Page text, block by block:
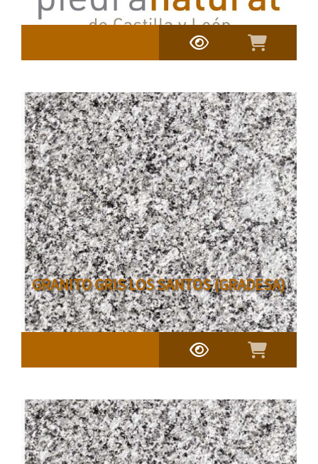
GRANITO GRIS LOS SANTOS (GRADESA)